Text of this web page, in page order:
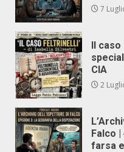
7
Il
CIA
2
Falco |
farsa